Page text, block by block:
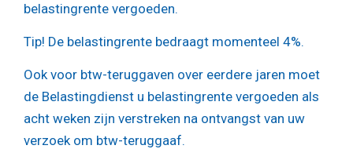
belastingrente vergoeden.
Tip! De belastingrente bedraagt momenteel 4%.
Ook voor btw-teruggaven over eerdere jaren moet
de Belastingdienst u belastingrente vergoeden als
acht weken zijn verstreken na ontvangst van uw
verzoek om btw-teruggaaf.